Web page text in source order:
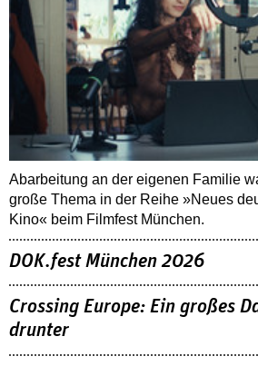
Abarbeitung an der eigenen Familie
große Thema in der Reihe »Neues
Kino« beim Filmfest München.
DOK.fest München 2026
Crossing Europe: Ein großes
drunter